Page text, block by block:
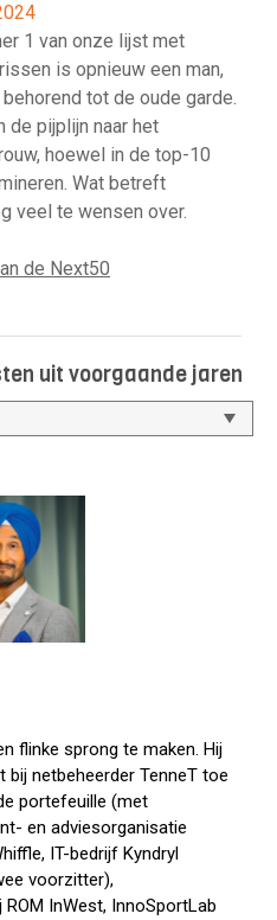
1 van onze lijst met
is opnieuw een man,
tot de oude garde.
de pijplijn naar het
hoewel in de top-10
Wat betreft
veel te wensen over.
de Next50
uit voorgaande jaren
flinke sprong te maken. Hij
netbeheerder TenneT toe
portefeuille (met
en adviesorganisatie
IT-bedrijf Kyndryl
voorzitter),
InWest, InnoSportLab